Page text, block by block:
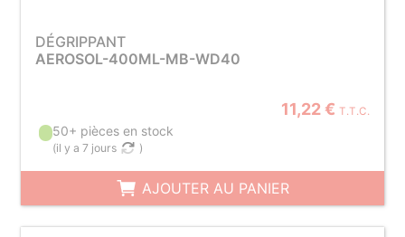
DÉGRIPPANT
AEROSOL-400ML-MB-WD40
11,22 € T.T.C.
50+ pièces en stock
(il y a 7 jours )
AJOUTER AU PANIER